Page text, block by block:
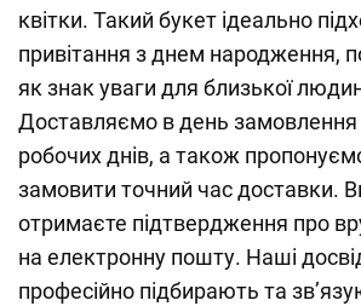
квітки. Такий букет ідеально
привітання з днем народження,
як знак уваги для близької
Доставляємо в день замовлення
робочих днів, а також
замовити точний час доставки.
отримаєте підтвердження про
на електронну пошту. Наші
професійно підбирають та